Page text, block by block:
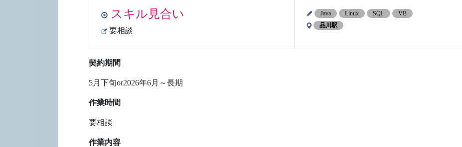
スキル見合い
要相談
Java Linux SQL
VB
品川駅
契約期間
5月下旬or2026年6月～長期
作業時間
要相談
作業内容